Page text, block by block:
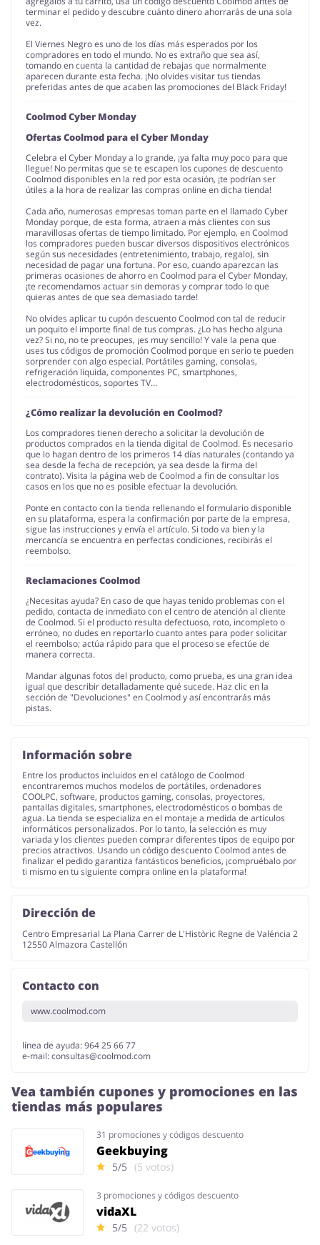
terminar el pedido y descubre cuánto dinero ahorrarás de una sola
vez.
El Viernes Negro es uno de los días más esperados por los
compradores en todo el mundo. No es extraño que sea así,
tomando en cuenta la cantidad de rebajas que normalmente
aparecen durante esta fecha. ¡No olvides visitar tus tiendas
preferidas antes de que acaben las promociones del Black Friday!
Coolmod Cyber Monday
Ofertas Coolmod para el Cyber Monday
Celebra el Cyber Monday a lo grande, ¡ya falta muy poco para que
llegue! No permitas que se te escapen los cupones de descuento
Coolmod disponibles en la red por esta ocasión, ¡te podrían ser
útiles a la hora de realizar las compras online en dicha tienda!
Cada año, numerosas empresas toman parte en el llamado Cyber
Monday porque, de esta forma, atraen a más clientes con sus
maravillosas ofertas de tiempo limitado. Por ejemplo, en Coolmod
los compradores pueden buscar diversos dispositivos electrónicos
según sus necesidades (entretenimiento, trabajo, regalo), sin
necesidad de pagar una fortuna. Por eso, cuando aparezcan las
primeras ocasiones de ahorro en Coolmod para el Cyber Monday,
¡te recomendamos actuar sin demoras y comprar todo lo que
quieras antes de que sea demasiado tarde!
No olvides aplicar tu cupón descuento Coolmod con tal de reducir
un poquito el importe final de tus compras. ¿Lo has hecho alguna
vez? Si no, no te preocupes, ¡es muy sencillo! Y vale la pena que
uses tus códigos de promoción Coolmod porque en serio te pueden
sorprender con algo especial. Portátiles gaming, consolas,
refrigeración líquida, componentes PC, smartphones,
electrodomésticos, soportes TV...
¿Cómo realizar la devolución en Coolmod?
Los compradores tienen derecho a solicitar la devolución de
productos comprados en la tienda digital de Coolmod. Es necesario
que lo hagan dentro de los primeros 14 días naturales (contando ya
sea desde la fecha de recepción, ya sea desde la firma del
contrato). Visita la página web de Coolmod a fin de consultar los
casos en los que no es posible efectuar la devolución.
Ponte en contacto con la tienda rellenando el formulario disponible
en su plataforma, espera la confirmación por parte de la empresa,
sigue las instrucciones y envía el artículo. Si todo va bien y la
mercancía se encuentra en perfectas condiciones, recibirás el
reembolso.
Reclamaciones Coolmod
¿Necesitas ayuda? En caso de que hayas tenido problemas con el
pedido, contacta de inmediato con el centro de atención al cliente
de Coolmod. Si el producto resulta defectuoso, roto, incompleto o
erróneo, no dudes en reportarlo cuanto antes para poder solicitar
el reembolso; actúa rápido para que el proceso se efectúe de
manera correcta.
Mandar algunas fotos del producto, como prueba, es una gran idea
igual que describir detalladamente qué sucede. Haz clic en la
sección de "Devoluciones" en Coolmod y así encontrarás más
pistas.
Información sobre
Entre los productos incluidos en el catálogo de Coolmod
encontraremos muchos modelos de portátiles, ordenadores
COOLPC, software, productos gaming, consolas, proyectores,
pantallas digitales, smartphones, electrodomésticos o bombas de
agua. La tienda se especializa en el montaje a medida de artículos
informáticos personalizados. Por lo tanto, la selección es muy
variada y los clientes pueden comprar diferentes tipos de equipo por
precios atractivos. Usando un código descuento Coolmod antes de
finalizar el pedido garantiza fantásticos beneficios, ¡compruébalo por
ti mismo en tu siguiente compra online en la plataforma!
Dirección de
Centro Empresarial La Plana Carrer de L'Històric Regne de Valéncia 2
12550 Almazora Castellón
Contacto con
www.coolmod.com
línea de ayuda: 964 25 66 77
e-mail:consultas@coolmod.com
Vea también cupones y promociones en las
tiendas más populares
31 promociones y códigos descuento
Geekbuying
5/5 (5 votos)
3 promociones y códigos descuento
vidaXL
5/5 (22 votos)